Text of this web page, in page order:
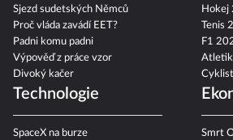
Sjezd sudetských Němců
Proč vláda zavádí EET?
Padni komu padni
Výpověď z práce vzor
Divoký kačer
Hokej
Tenis
F1
Technologie
SpaceX na burze
Smrt